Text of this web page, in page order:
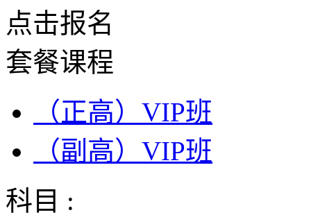
点击报名
套餐课程
（正高）VIP班
（副高）VIP班
科目 :